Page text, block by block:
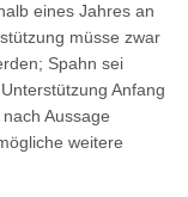
eines Jahres an
müsse zwar
Spahn sei
Anfang
Aussage
weitere